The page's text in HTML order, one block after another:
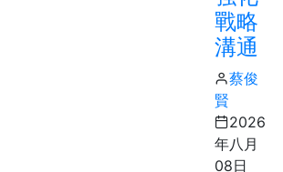
戰略
溝通
蔡俊
賢
2026
年八月
08日